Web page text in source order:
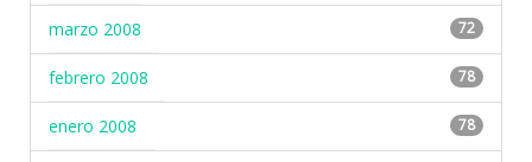
marzo 2008 72
febrero 2008 78
enero 2008 78